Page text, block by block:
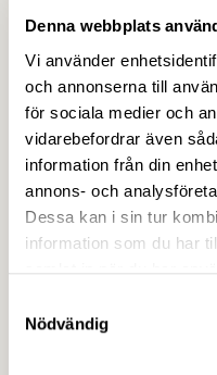
Denna webbplats
Vi använder
och annonserna till
för sociala medier och
vidarebefordrar även
information från din
annons- och
Dessa kan i sin tur
information som du har
Nödvändig
Almedalen! Den 23
Livsmedelsdagen
Swedens